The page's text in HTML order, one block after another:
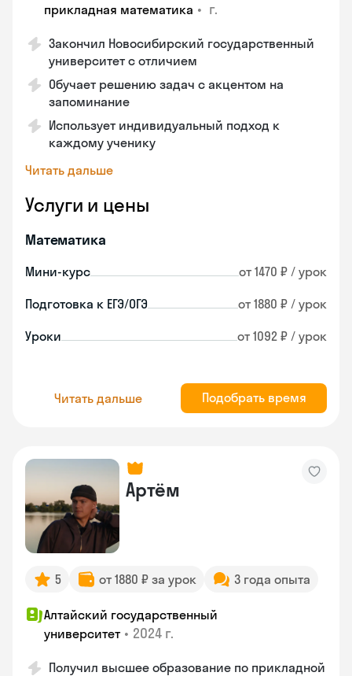
прикладная математика • г.
Закончил Новосибирский государственный
университет с отличием
Обучает решению задач с акцентом на
запоминание
Использует индивидуальный подход к
каждому ученику
Читать дальше
Услуги и цены
Математика
Мини-курс от 1470 ₽ / урок
Подготовка к ЕГЭ/ОГЭ от 1880 ₽ / урок
Уроки от 1092 ₽ / урок
Читать дальше Подобрать время
Артём
5 от 1880 ₽ за урок 3 года опыта
Алтайский государственный
университет • 2024 г.
Получил высшее образование по прикладной